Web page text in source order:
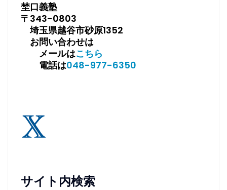
埜口義塾
〒343-0803
埼玉県越谷市砂原1352
お問い合わせは
メールはこちら
電話は048-977-6350
サイト内検索